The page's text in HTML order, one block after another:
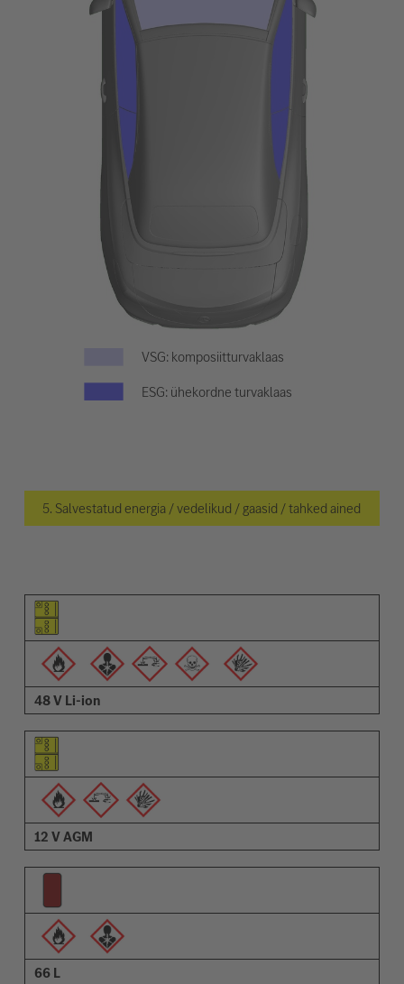
VSG: komposiitturvaklaas
ESG: ühekordne turvaklaas
5. Salvestatud energia / vedelikud / gaasid / tahked ained
Osa pilt
Hoiatuste pilt
Kirjeldus
48 V Li-ion
12 V AGM
66 L